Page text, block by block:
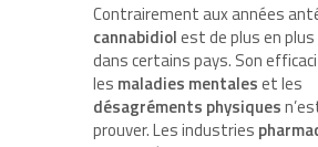
Contrairement aux années
cannabidiolest de plus en plus
dans certains pays. Son
les maladies mentaleset les
désagréments physiques
prouver. Les industries